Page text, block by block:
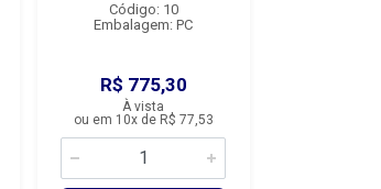
Código: 10
Embalagem: PC
R$ 775,30
À vista
ou em 10x de R$ 77,53